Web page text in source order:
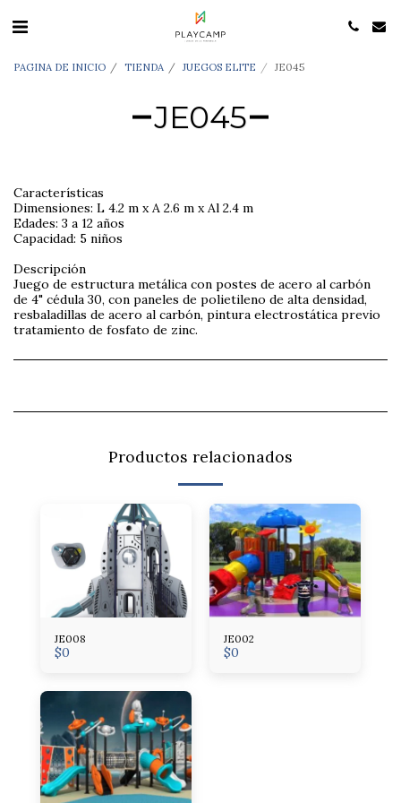
PAGINA DE INICIO TIENDA JUEGOS ELITE JE045
JE045
Características
Dimensiones: L 4.2 m x A 2.6 m x Al 2.4 m
Edades: 3 a 12 años
Capacidad: 5 niños
Descripción
Juego de estructura metálica con postes de acero al carbón
de 4" cédula 30, con paneles de polietileno de alta densidad,
resbaladillas de acero al carbón, pintura electrostática previo
tratamiento de fosfato de zinc.
Productos relacionados
JE008
$0
JE002
$0